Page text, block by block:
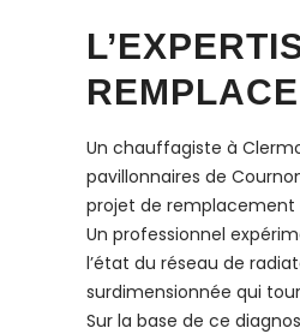
Un chauffagiste à
pavillonnaires de
projet de remplacement
Un professionnel
l’état du réseau de
surdimensionnée qui
Sur la base de ce